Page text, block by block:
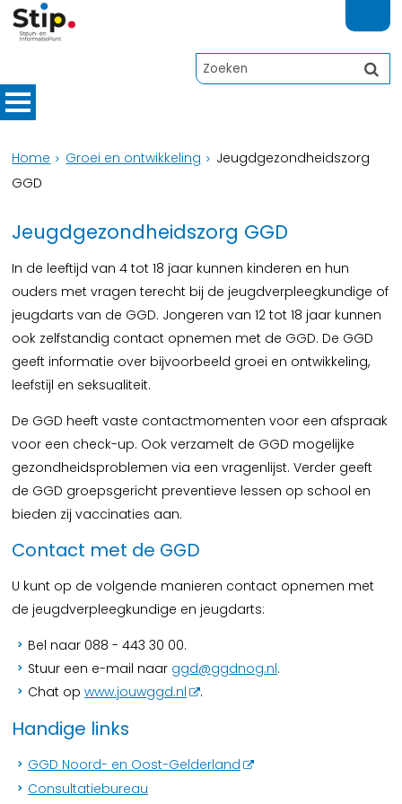
Home Groei en ontwikkeling
Jeugdgezondheidszorg
GGD
Jeugdgezondheidszorg GGD
In de leeftijd van 4 tot 18 jaar kunnen kinderen en hun
ouders met vragen terecht bij de jeugdverpleegkundige of
jeugdarts van de GGD. Jongeren van 12 tot 18 jaar kunnen
ook zelfstandig contact opnemen met de GGD. De GGD
geeft informatie over bijvoorbeeld groei en ontwikkeling,
leefstijl en seksualiteit.
De GGD heeft vaste contactmomenten voor een afspraak
voor een check-up. Ook verzamelt de GGD mogelijke
gezondheidsproblemen via een vragenlijst. Verder geeft
de GGD groepsgericht preventieve lessen op school en
bieden zij vaccinaties aan.
Contact met de GGD
U kunt op de volgende manieren contact opnemen met
de jeugdverpleegkundige en jeugdarts:
Bel naar 088 - 443 30 00.
Stuur een e-mail naar ggd@ggdnog.nl.
Chat op www.jouwggd.nl .
Handige links
GGD Noord- en Oost-Gelderland
Consultatiebureau